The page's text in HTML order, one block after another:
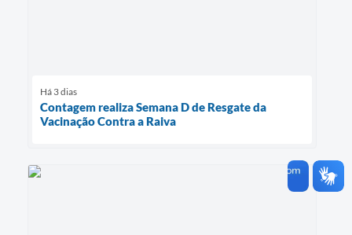
Há 3 dias
Contagem realiza Semana D de Resgate da
Vacinação Contra a Raiva